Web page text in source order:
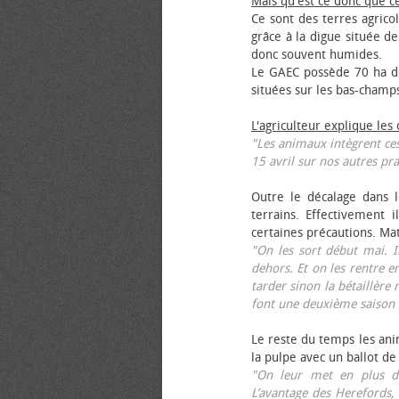
Ce sont des terres
grâce à la digue située
donc souvent humides.
Le GAEC possède 70
situées sur les bas-
L'agriculteur explique les
"Les animaux intègrent
15 avril sur nos autres
Outre le décalage
terrains. Effectivement
certaines précautions.
"On les sort début mai.
dehors. Et on les rentre
tarder sinon la bétaillère
font une deuxième
Le reste du temps les
la pulpe avec un ballot
"On leur met en plus
L’avantage des